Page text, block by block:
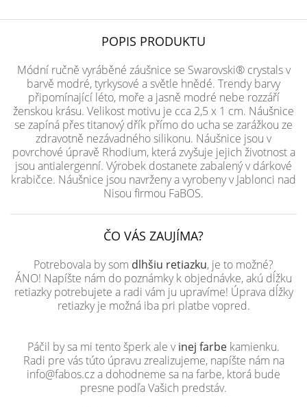
POPIS PRODUKTU
Módní ručně vyráběné záušnice se Swarovski® crystals v
barvě modré, tyrkysové a světle hnědé. Trendy barvy
připomínající léto, moře a jasně modré nebe rozzáří
ženskou krásu. Velikost motivu je cca 2,5 x 1 cm. Náušnice
se zapíná přes titanový dřík přímo do ucha se zarážkou ze
zdravotně nezávadného silikonu. Náušnice jsou v
povrchové úpravě Rhodium, která zvyšuje jejich životnost a
jsou antialergenní. Výrobek dostanete zabalený v dárkové
krabičce. Náušnice jsou navrženy a vyrobeny v Jablonci nad
Nisou firmou FaBOS.
ČO VÁS ZAUJÍMA?
Potrebovala by som dlhšiu retiazku, je to možné?
ÁNO! Napíšte nám do poznámky k objednávke, akú dĺžku
retiazky potrebujete a radi vám ju upravíme! Úprava dĺžky
retiazky je možná iba pri platbe vopred.
Páčil by sa mi tento šperk ale vinej farbe kamienku.
Radi pre vás túto úpravu zrealizujeme, napíšte nám na
info@fabos.cz a dohodneme sa na farbe, ktorá bude
presne podľa Vašich predstáv.